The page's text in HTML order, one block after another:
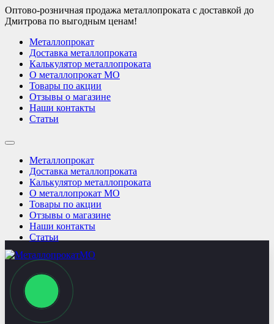
Оптово-розничная продажа металлопроката с доставкой до
Дмитрова по выгодным ценам!
Металлопрокат
Доставка металлопроката
Калькулятор металлопроката
О металлопрокат МО
Товары по акции
Отзывы о магазине
Наши контакты
Статьи
Металлопрокат
Доставка металлопроката
Калькулятор металлопроката
О металлопрокат МО
Товары по акции
Отзывы о магазине
Наши контакты
Статьи